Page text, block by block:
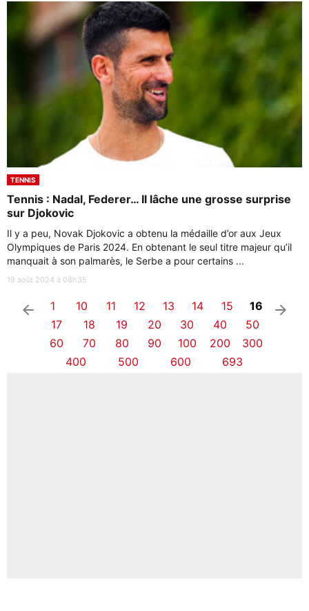
TENNIS
Tennis : Nadal, Federer… Il lâche une grosse surprise
sur Djokovic
Il y a peu, Novak Djokovic a obtenu la médaille d’or aux Jeux
Olympiques de Paris 2024. En obtenant le seul titre majeur qu’il
manquait à son palmarès, le Serbe a pour certains ...
19 août 2024 à 08h35
arrow_left 1 10 11 12 13 14 15
16
17
18 19 20 30 40
50
60
70 80 90 100 200
300
400
500 600 693
arrow_right